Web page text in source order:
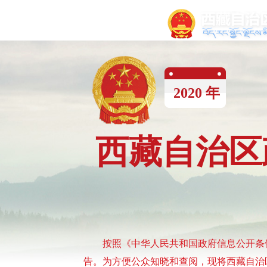
2020年
西藏自治
按照《中华人民共和国政府信息公开
告。为方便公众知晓和查阅，现将西藏自